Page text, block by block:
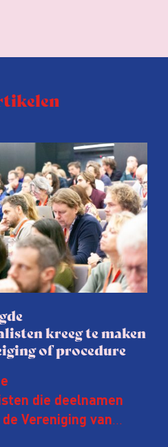
kreeg te maken
of procedure
die deelnamen
Vereniging van